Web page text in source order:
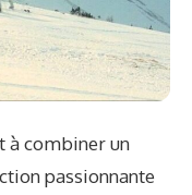
à combiner un
passionnante